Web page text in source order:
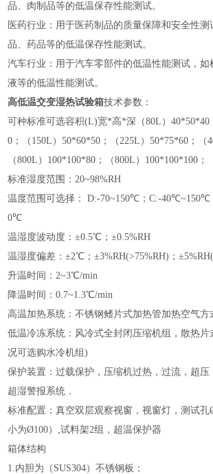
品、肉制品等的低温保存性能测试‌。
医药行业‌：用于医药制品的质量保障和安全性测
品、药品等的低温保存性能测试‌。
汽车行业‌：用于汽车零部件的低温性能测试，如
液等的低温性能测试‌。
高低温交变湿热试验箱技术参数：
可种标准可选容积(L)宽*高*深（80L）40*50*40
0；（150L）50*60*50；（225L）50*75*60；（
（800L）100*100*80；（800L）100*100*100；
标准湿度范围：20~98%RH
温度范围可选择： D:-70~150℃；C:-
0℃
温湿度波动度：±0.5℃；±0.5%RH
温湿度偏差：±2℃；±3%RH(>75%RH)；
升温时间：2~3℃/min
降温时间：0.7~1.3℃/min
高温加热系统：不锈钢鳍片式加热管加热空气方
低温冷冻系统：风冷式全封闭压缩机组，散热
况可选购水冷机组)
保护装置：过载保护，压缩机过热，过流，超压
超湿警报系统．
标准配置：真空双层观察视窗，视窗灯，测试
小为Ø100）,试料架2组，超温保护器
箱体结构
1.内胆为（SUS304）不锈钢板；